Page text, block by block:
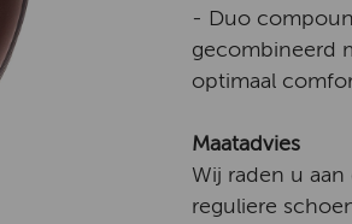
- Duo
gecombineerd
optimaal
Maatadvies
Wij raden u
reguliere